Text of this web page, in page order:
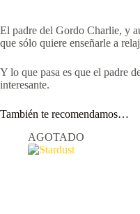
El padre del Gordo Charlie, y
que sólo quiere enseñarle a
Y lo que pasa es que el padre
interesante.
También te recomendamos…
AGOTADO